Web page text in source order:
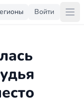
Войти